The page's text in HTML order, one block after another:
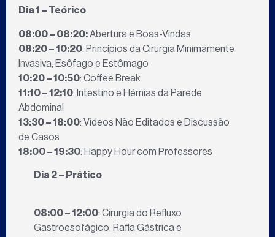
Dia 1 – Teórico
08:00 – 08:20:Abertura e Boas-Vindas
08:20 – 10:20: Princípios da Cirurgia Minimamente
Invasiva, Esôfago e Estômago
10:20 – 10:50: Coffee Break
11:10 – 12:10: Intestino e Hérnias da Parede
Abdominal
13:30 – 18:00: Vídeos Não Editados e Discussão
de Casos
18:00 – 19:30: Happy Hour com Professores
Dia 2 – Prático
08:00 – 12:00: Cirurgia do Refluxo
Gastroesofágico, Rafia Gástrica e